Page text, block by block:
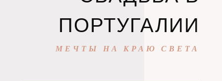
ПОРТУГАЛИИ
МЕЧТЫ НА КРАЮ СВЕТА